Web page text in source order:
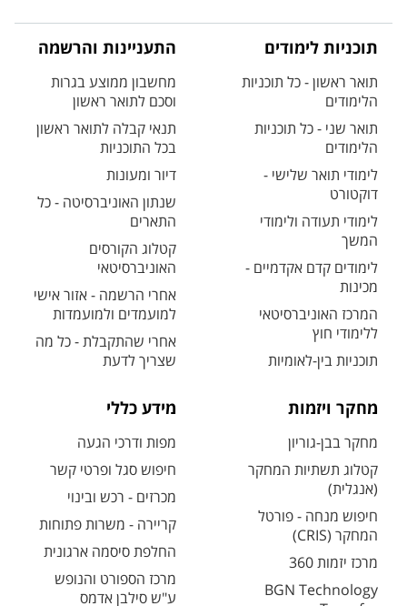
תוכניות לימודים
תואר ראשון - כל תוכניות
הלימודים
תואר שני - כל תוכניות
הלימודים
לימודי תואר שלישי -
דוקטורט
לימודי תעודה ולימודי
המשך
לימודים קדם אקדמיים -
מכינות
המרכז האוניברסיטאי
ללימודי חוץ
תוכניות בין-לאומיות
התעניינות והרשמה
מחשבון ממוצע בגרות
וסכם לתואר ראשון
תנאי קבלה לתואר ראשון
בכל התוכניות
דיור ומעונות
שנתון האוניברסיטה - כל
התארים
קטלוג הקורסים
האוניברסיטאי
אחרי הרשמה - אזור אישי
למועמדים ולמועמדות
אחרי שהתקבלת - כל מה
שצריך לדעת
מחקר ויזמות
מחקר בבן-גוריון
קטלוג תשתיות המחקר
(אנגלית)
חיפוש מנחה - פורטל
המחקר (CRIS)
מרכז יזמות 360
BGN Technology
מידע כללי
מפות ודרכי הגעה
חיפוש סגל ופרטי קשר
מכרזים - רכש ובינוי
קריירה - משרות פתוחות
החלפת סיסמה ארגונית
מרכז הספורט והנופש
ע"ש סילבן אדמס